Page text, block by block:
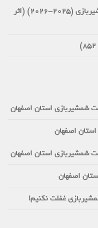
قوانین تکنیکی فدراسیون جهانی شمشیربازی (2025-2026) (اثر
استان اصفهان
اصفهان
استان اصفهان
اصفهان
غفلت نکنیم!